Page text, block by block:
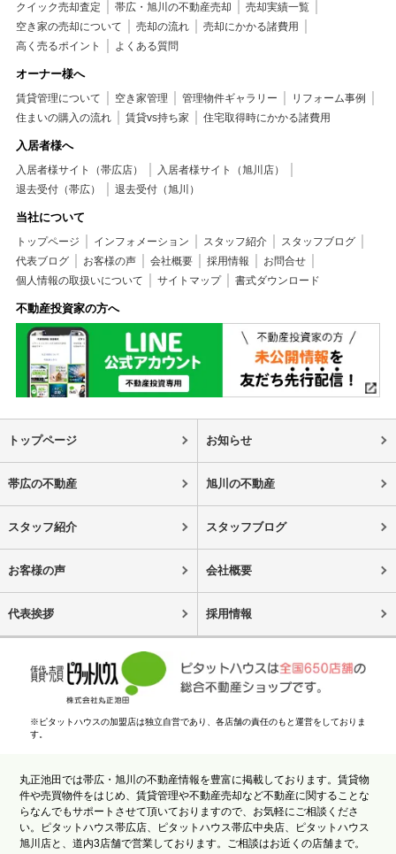
クイック売却査定 帯広・旭川の不動産売却
売却実績一覧
空き家の売却について
売却の流れ
売却にかかる諸費用
高く売るポイント
よくある質問
オーナー様へ
賃貸管理について 空き家管理 管理物件ギャラリー
リフォーム事例
住まいの購入の流れ
賃貸vs持ち家 住宅取得時にかかる諸費用
入居者様へ
入居者様サイト（帯広店）
入居者様サイト（旭川店）
退去受付（帯広）
退去受付（旭川）
当社について
トップページ インフォメーション スタッフ紹介
スタッフブログ
代表ブログ
お客様の声 会社概要 採用情報
お問合せ
個人情報の取扱いについて
サイトマップ 書式ダウンロード
不動産投資家の方へ
トップページ お知らせ
帯広の不動産 旭川の不動産
スタッフ紹介 スタッフブログ
お客様の声 会社概要
代表挨拶 採用情報
※ピタットハウスの加盟店は独立自営であり、各店舗の責任のもと運営をしておりま
す。
丸正池田では帯広・旭川の不動産情報を豊富に掲載しております。賃貸物
件や売買物件をはじめ、賃貸管理や不動産売却など不動産に関することな
らなんでもサポートさせて頂いておりますので、お気軽にご相談くださ
い。ピタットハウス帯広店、ピタットハウス帯広中央店、ピタットハウス
旭川店と、道内3店舗で営業しております。ご相談はお近くの店舗まで。